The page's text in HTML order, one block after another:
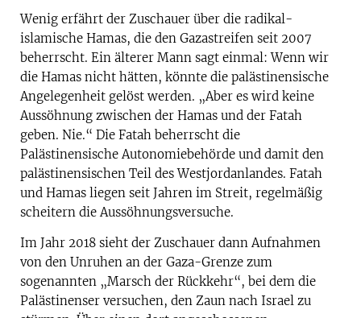
Wenig erfährt der Zuschauer über die radikal-
islamische Hamas, die den Gazastreifen seit 2007
beherrscht. Ein älterer Mann sagt einmal: Wenn wir
die Hamas nicht hätten, könnte die palästinensische
Angelegenheit gelöst werden. „Aber es wird keine
Aussöhnung zwischen der Hamas und der Fatah
geben. Nie.“ Die Fatah beherrscht die
Palästinensische Autonomiebehörde und damit den
palästinensischen Teil des Westjordanlandes. Fatah
und Hamas liegen seit Jahren im Streit, regelmäßig
scheitern die Aussöhnungsversuche.
Im Jahr 2018 sieht der Zuschauer dann Aufnahmen
von den Unruhen an der Gaza-Grenze zum
sogenannten „Marsch der Rückkehr“, bei dem die
Palästinenser versuchen, den Zaun nach Israel zu